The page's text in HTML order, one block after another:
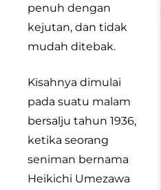
penuh dengan
kejutan, dan tidak
mudah ditebak.
Kisahnya dimulai
pada suatu malam
bersalju tahun 1936,
ketika seorang
seniman bernama
Heikichi Umezawa